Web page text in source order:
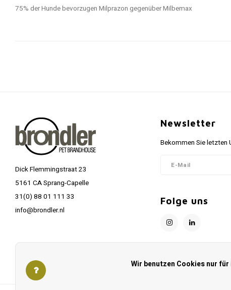
75% der Hunde bevorzugen Milprazon gegenüber Milbemax
Dick Flemmingstraat 23
5161 CA Sprang-Capelle
31(0) 88 01 111 33
info@brondler.nl
Newsletter
Bekommen Sie letzten
Folge uns
Wir benutzen Cookies nur